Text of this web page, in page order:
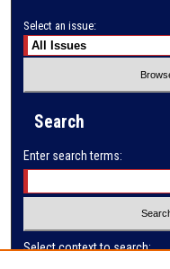
Select an issue:
Search
Enter search terms:
Select context to search: